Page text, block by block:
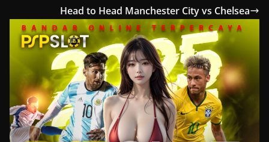
Head to Head Manchester City vs Chelsea